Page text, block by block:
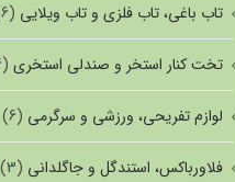
تاب باغی، تاب فلزی و تاب ویلایی (6)
تخت کنار استخر و صندلی استخری (6)
لوازم تفریحی، ورزشی و سرگرمی (6)
فلاورباکس، استندگل و جاگلدانی (3)